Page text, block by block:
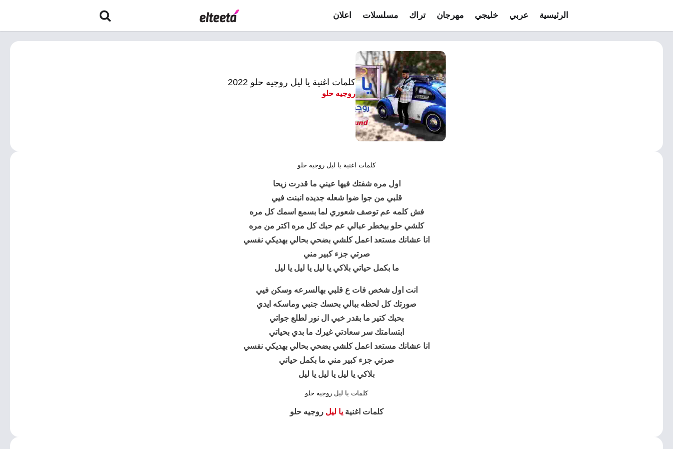
الرئيسية عربي خليجي مهرجان تراك مسلسلات اعلان
كلمات اغنية يا ليل روجيه حلو 2022
روجيه حلو
كلمات اغنية يا ليل روجيه حلو
اول مره شفتك فيها عيني ما قدرت زيحا
قلبي من جوا ضوا شعله جديده انبنت فيي
فش كلمه عم توصف شعوري لما بسمع اسمك كل مره
كلشي حلو بيخطر عبالي عم حبك كل مره اكتر من مره
انا عشانك مستعد اعمل كلشي بضحي بحالي بهديكي نفسي
صرتي جزء كبير مني
ما بكمل حياتي بلاكييا ليل يا ليل يا ليل
انت اول شخص فات ع قلبي بهالسرعه وسكن فيي
صورتك كل لحظه ببالي بحسك جنبي وماسكه ايدي
بحبك كتير ما بقدر خبي ال نور لطلع جواتي
ابتسامتك سر سعادتي غيرك ما بدي بحياتي
انا عشانك مستعد اعمل كلشي بضحي بحالي بهديكي نفسي
صرتي جزء كبير مني ما بكمل حياتي
بلاكي يا ليل يا ليل يا ليل
كلمات يا ليل روجيه حلو
كلمات اغنيةيا ليل روجيه حلو